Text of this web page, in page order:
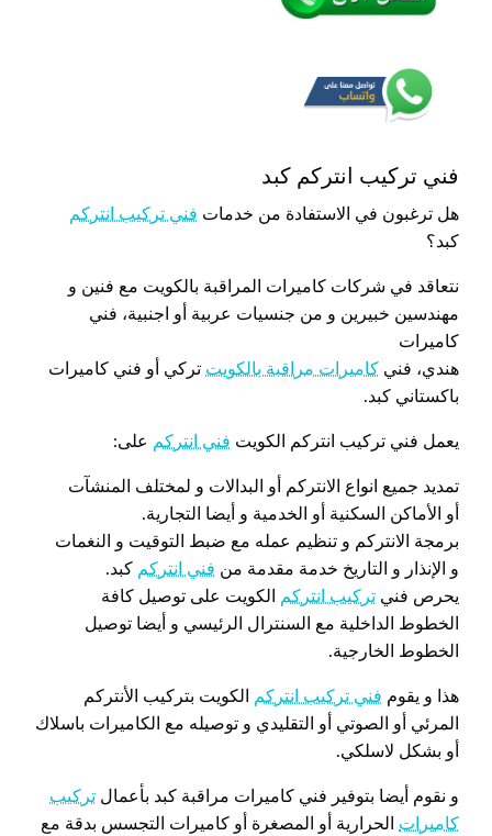
فني تركيب انتركم كبد
هل ترغبون في الاستفادة من خدمات فني تركيب انتركم
كبد؟
نتعاقد في شركات كاميرات المراقبة بالكويت مع فنين و
مهندسين خبيرين و من جنسيات عربية أو اجنبية، فني
كاميرات
هندي، فني كاميرات مراقبة بالكويت تركي أو فني كاميرات
باكستاني كبد.
يعمل فني تركيب انتركم الكويت فني انتركم على:
تمديد جميع انواع الانتركم أو البدالات و لمختلف المنشآت
أو الأماكن السكنية أو الخدمية و أيضا التجارية.
برمجة الانتركم و تنظيم عمله مع ضبط التوقيت و النغمات
و الإنذار و التاريخ خدمة مقدمة من فني انتركم كبد.
يحرص فني تركيب انتركم
الكويت على توصيل كافة
الخطوط الداخلية مع السنترال الرئيسي و أيضا توصيل
الخطوط الخارجية.
هذا و يقوم فني تركيب انتركم
الكويت بتركيب الأنتركم
المرئي أو الصوتي أو التقليدي و توصيله مع الكاميرات باسلاك
أو بشكل لاسلكي.
و نقوم أيضا بتوفير فني كاميرات مراقبة كبد بأعمال تركيب
كاميرات الحرارية أو المصغرة أو كاميرات التجسس بدقة مع